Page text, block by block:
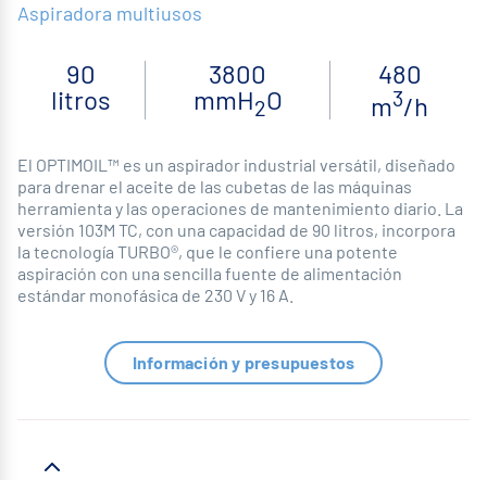
Aspiradora multiusos
90
litros
3800
mmH2O
480
m3/h
El OPTIMOIL™ es un aspirador industrial versátil, diseñado
para drenar el aceite de las cubetas de las máquinas
herramienta y las operaciones de mantenimiento diario. La
versión 103M TC, con una capacidad de 90 litros, incorpora
la tecnología TURBO®, que le confiere una potente
aspiración con una sencilla fuente de alimentación
estándar monofásica de 230 V y 16 A.
Información y presupuestos